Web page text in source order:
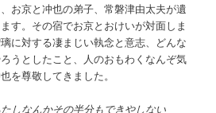
お京と冲也の弟子、常磐津由太夫が遺
す。その宿でお京とおけいが対面しま
に対する凄まじい執念と意志、どんな
うとしたこと、人のおもわくなんぞ気
を尊敬してきました。
しなんかその半分もできやしない